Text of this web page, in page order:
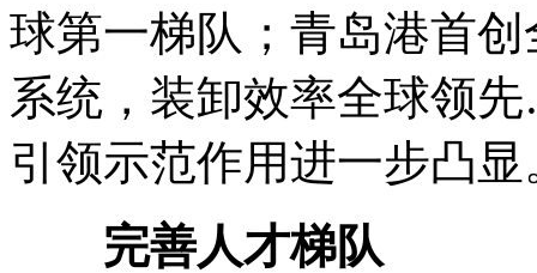
球第一梯队；青岛港首
系统，装卸效率全球领
引领示范作用进一步凸显
完善人才梯队